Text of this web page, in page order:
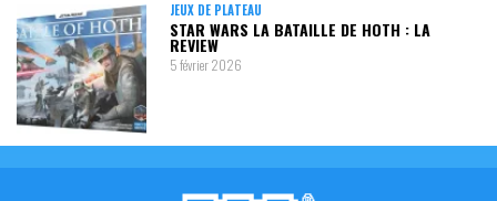
JEUX DE PLATEAU
STAR WARS LA BATAILLE DE HOTH : LA
REVIEW
5 février 2026